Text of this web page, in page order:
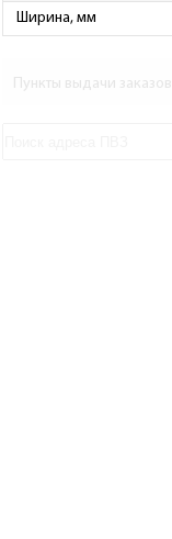
Ширина, мм
Пункты выдачи